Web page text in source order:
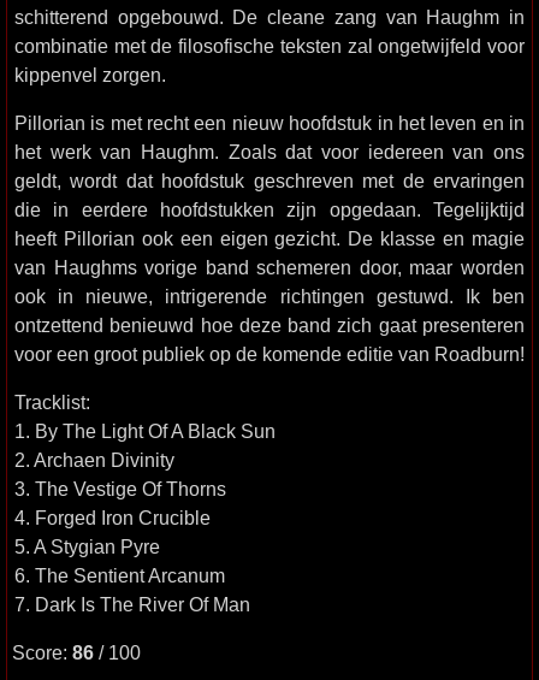
schitterend opgebouwd. De cleane zang van Haughm in
combinatie met de filosofische teksten zal ongetwijfeld voor
kippenvel zorgen.
Pillorian is met recht een nieuw hoofdstuk in het leven en in
het werk van Haughm. Zoals dat voor iedereen van ons
geldt, wordt dat hoofdstuk geschreven met de ervaringen
die in eerdere hoofdstukken zijn opgedaan. Tegelijktijd
heeft Pillorian ook een eigen gezicht. De klasse en magie
van Haughms vorige band schemeren door, maar worden
ook in nieuwe, intrigerende richtingen gestuwd. Ik ben
ontzettend benieuwd hoe deze band zich gaat presenteren
voor een groot publiek op de komende editie van Roadburn!
Tracklist:
1. By The Light Of A Black Sun
2. Archaen Divinity
3. The Vestige Of Thorns
4. Forged Iron Crucible
5. A Stygian Pyre
6. The Sentient Arcanum
7. Dark Is The River Of Man
Score: 86 / 100